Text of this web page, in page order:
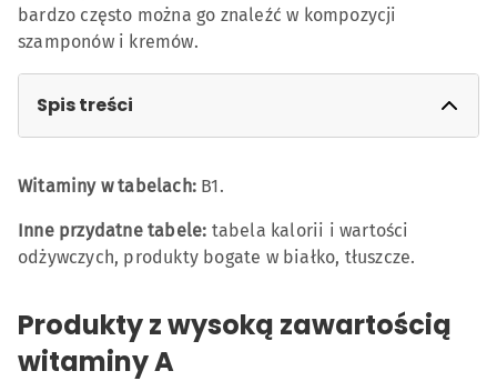
bardzo często można go znaleźć w kompozycji
szamponów i kremów.
Spis treści
Witamina A w jajach
owocach morza
Witamina A w owocach
Witaminy w tabelach: B1.
Inne przydatne tabele: tabela kalorii i wartości
odżywczych, produkty bogate w białko, tłuszcze.
Produkty z wysoką zawartością
witaminy A